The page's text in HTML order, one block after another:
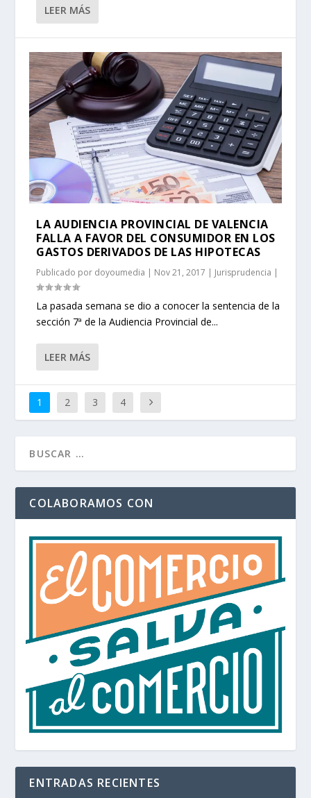
LEER MÁS
LA AUDIENCIA PROVINCIAL DE VALENCIA
FALLA A FAVOR DEL CONSUMIDOR EN LOS
GASTOS DERIVADOS DE LAS HIPOTECAS
Publicado por doyoumedia | Nov 21, 2017 | Jurisprudencia |
La pasada semana se dio a conocer la sentencia de la
sección 7ª de la Audiencia Provincial de...
LEER MÁS
1 2 3 4
COLABORAMOS CON
ENTRADAS RECIENTES